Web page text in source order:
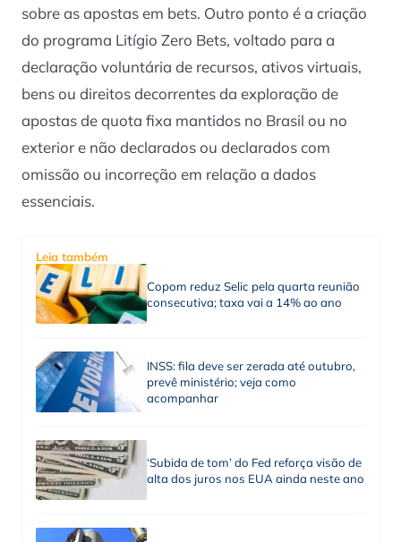
sobre as apostas em bets. Outro ponto é a criação
do programa Litígio Zero Bets, voltado para a
declaração voluntária de recursos, ativos virtuais,
bens ou direitos decorrentes da exploração de
apostas de quota fixa mantidos no Brasil ou no
exterior e não declarados ou declarados com
omissão ou incorreção em relação a dados
essenciais.
Leia também
Copom reduz Selic pela quarta reunião
consecutiva; taxa vai a 14% ao ano
INSS: fila deve ser zerada até outubro,
prevê ministério; veja como
acompanhar
‘Subida de tom’ do Fed reforça visão de
alta dos juros nos EUA ainda neste ano